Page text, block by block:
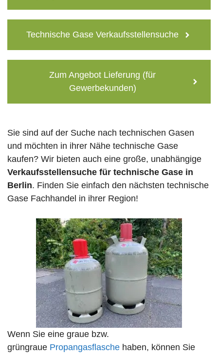
Technische Gase Verkaufsstellensuche
Zum Angebot Lieferung (für
Gewerbekunden)
Sie sind auf der Suche nach technischen Gasen
und möchten in ihrer Nähe technische Gase
kaufen? Wir bieten auch eine große, unabhängige
Verkaufsstellensuche für technische Gase in
Berlin. Finden Sie einfach den nächsten technische
Gase Fachhandel in ihrer Region!
Wenn Sie eine graue bzw.
grüngraue Propangasflasche haben, können Sie